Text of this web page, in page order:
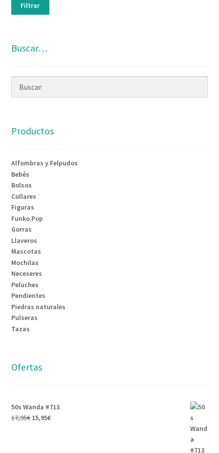
Filtrar
Buscar…
Productos
Alfombras y Felpudos
Bebés
Bolsos
Collares
Figuras
Funko Pop
Gorras
Llaveros
Mascotas
Mochilas
Neceseres
Peluches
Pendientes
Piedras naturales
Pulseras
Tazas
Ofertas
50s Wanda #713
17,95€ 15,95€